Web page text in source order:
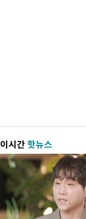
이시간핫뉴스